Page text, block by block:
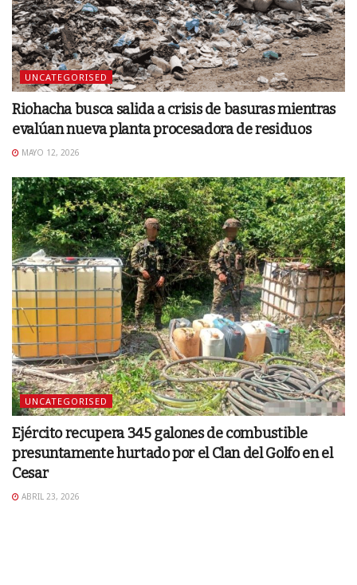
UNCATEGORISED
Riohacha busca salida a crisis de basuras mientras
evalúan nueva planta procesadora de residuos
MAYO 12, 2026
UNCATEGORISED
Ejército recupera 345 galones de combustible
presuntamente hurtado por el Clan del Golfo en el
Cesar
ABRIL 23, 2026